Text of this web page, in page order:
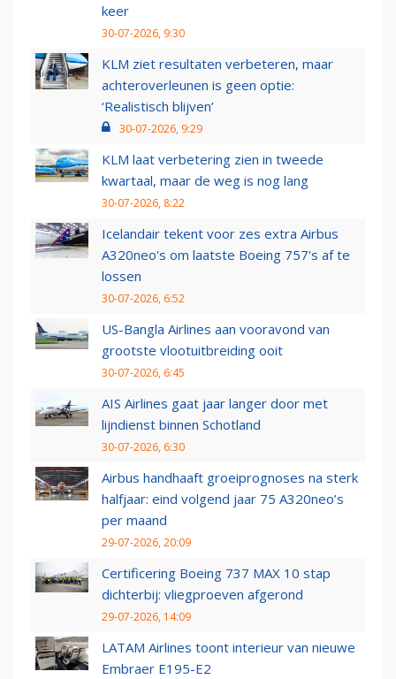
keer
30-07-2026, 9:30
KLM ziet resultaten verbeteren, maar
achteroverleunen is geen optie:
‘Realistisch blijven’
30-07-2026, 9:29
KLM laat verbetering zien in tweede
kwartaal, maar de weg is nog lang
30-07-2026, 8:22
Icelandair tekent voor zes extra Airbus
A320neo's om laatste Boeing 757's af te
lossen
30-07-2026, 6:52
US-Bangla Airlines aan vooravond van
grootste vlootuitbreiding ooit
30-07-2026, 6:45
AIS Airlines gaat jaar langer door met
lijndienst binnen Schotland
30-07-2026, 6:30
Airbus handhaaft groeiprognoses na sterk
halfjaar: eind volgend jaar 75 A320neo’s
per maand
29-07-2026, 20:09
Certificering Boeing 737 MAX 10 stap
dichterbij: vliegproeven afgerond
29-07-2026, 14:09
LATAM Airlines toont interieur van nieuwe
Embraer E195-E2